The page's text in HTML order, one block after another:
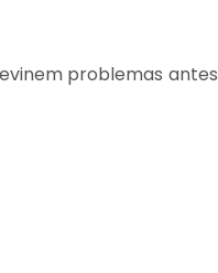
problemas antes